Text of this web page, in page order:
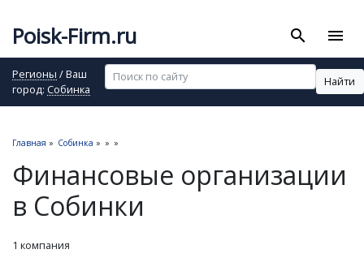
Poisk-Firm.ru search menu
Регионы / Ваш
город: Собинка
Найти
Главная » Собинка » » »
Финансовые организации
в Собинки
1 компания